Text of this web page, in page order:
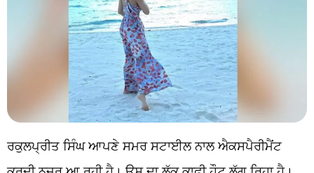
ਰਕੁਲਪ੍ਰੀਤ ਸਿੰਘ ਆਪਣੇ ਸਮਰ ਸਟਾਈਲ ਨਾਲ ਐਕਸਪੈਰੀਮੈਂਟ